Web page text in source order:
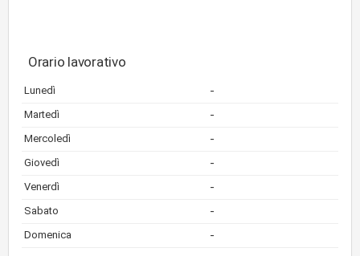
Orario lavorativo
Lunedì -
Martedì -
Mercoledì -
Giovedì -
Venerdì -
Sabato -
Domenica -